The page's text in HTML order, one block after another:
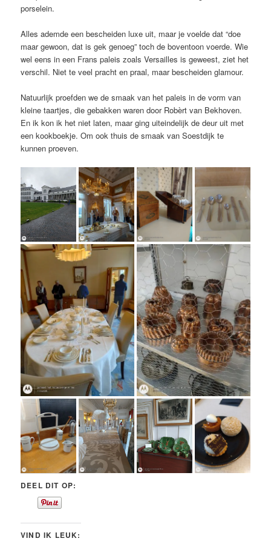
porselein.
Alles ademde een bescheiden luxe uit, maar je voelde dat “doe
maar gewoon, dat is gek genoeg” toch de boventoon voerde. Wie
wel eens in een Frans paleis zoals Versailles is geweest, ziet het
verschil. Niet te veel pracht en praal, maar bescheiden glamour.
Natuurlijk proefden we de smaak van het paleis in de vorm van
kleine taartjes, die gebakken waren door Robèrt van Bekhoven.
En ik kon ik het niet laten, maar ging uiteindelijk de deur uit met
een kookboekje. Om ook thuis de smaak van Soestdijk te
kunnen proeven.
DEEL DIT OP:
VIND IK LEUK: